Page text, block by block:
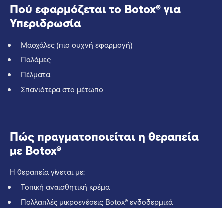
Πού εφαρμόζεται το Botox® για
Υπεριδρωσία
Μασχάλες (πιο συχνή εφαρμογή)
Παλάμες
Πέλματα
Σπανιότερα στο μέτωπο
Πώς πραγματοποιείται η θεραπεία
με Botox®
Η θεραπεία γίνεται με:
Τοπική αναισθητική κρέμα
Πολλαπλές μικροενέσεις Botox® ενδοδερμικά